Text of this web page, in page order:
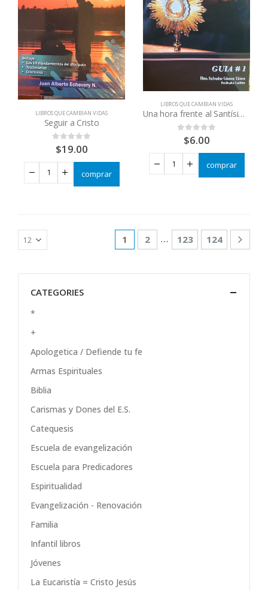
LIBROS QUE CAMBIAN VIDAS
Seguir a Cristo
out of 5
$19.00
comprar
LIBROS QUE CAMBIAN VIDAS
Una hora frente al Santísimo
out of 5
$6.00
comprar
1 2 … 123 124
CATEGORIES
*
+
Apologetica / Defiende tu fe
Armas Espirituales
Biblia
Carismas y Dones del E.S.
Catequesis
Escuela de evangelización
Escuela para Predicadores
Espiritualidad
Evangelización - Renovación
Familia
Infantil libros
Jóvenes
La Eucaristía = Cristo Jesús